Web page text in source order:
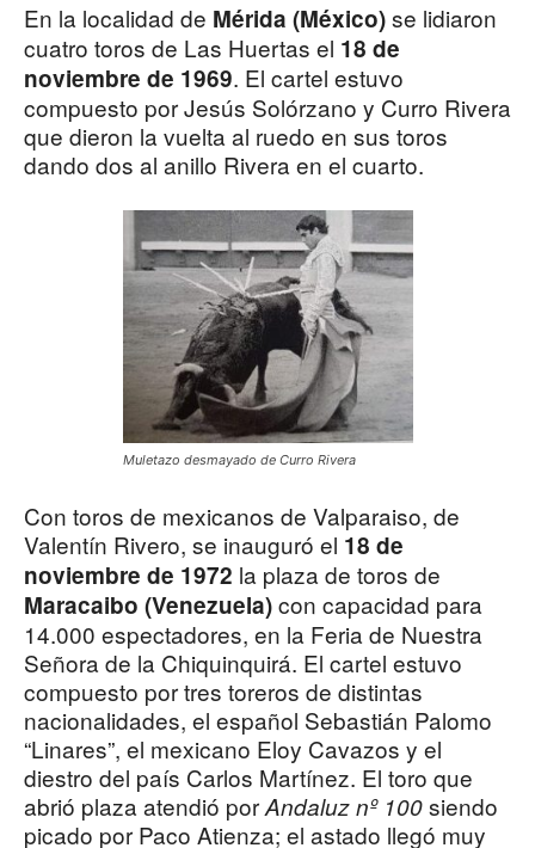
En la localidad de Mérida (México)se lidiaron
cuatro toros de Las Huertas el 18 de
noviembre de 1969. El cartel estuvo
compuesto por Jesús Solórzano y Curro Rivera
que dieron la vuelta al ruedo en sus toros
dando dos al anillo Rivera en el cuarto.
Muletazo desmayado de Curro Rivera
Con toros de mexicanos de Valparaiso, de
Valentín Rivero, se inauguró el 18 de
noviembre de 1972 la plaza de toros de
Maracaibo (Venezuela)con capacidad para
14.000 espectadores, en la Feria de Nuestra
Señora de la Chiquinquirá. El cartel estuvo
compuesto por tres toreros de distintas
nacionalidades, el español Sebastián Palomo
“Linares”, el mexicano Eloy Cavazos y el
diestro del país Carlos Martínez. El toro que
abrió plaza atendió porAndaluz nº 100siendo
picado por Paco Atienza; el astado llegó muy